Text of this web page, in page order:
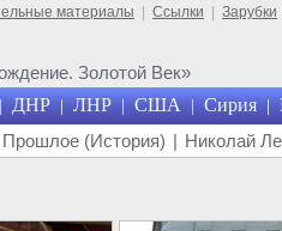
материалы Ссылки Зарубки
Золотой Век»
ДНР | ЛНР | США | Сирия |
Прошлое (История) | Николай